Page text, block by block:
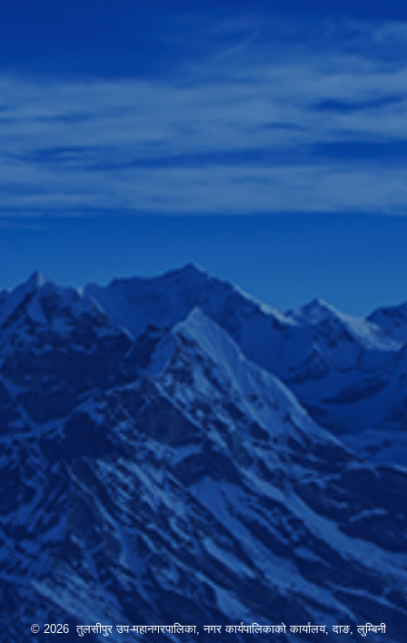
© 2026 तुलसीपुर उप-महानगरपालिका, नगर कार्यपालिकाको कार्यालय, दाङ, लुम्बिनी